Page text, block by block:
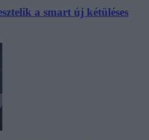
a smart új kétüléses